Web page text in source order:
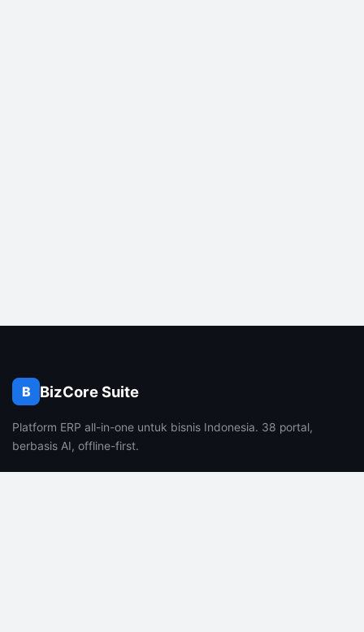
B BizCore Suite
Platform ERP all-in-one untuk bisnis Indonesia. 38 portal,
berbasis AI, offline-first.